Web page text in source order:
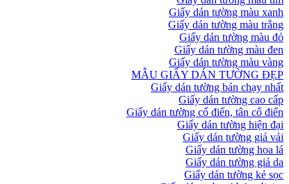
Giấy dán tường màu xanh
Giấy dán tường màu trắng
Giấy dán tường màu đỏ
Giấy dán tường màu đen
Giấy dán tường màu vàng
MẪU GIẤY DÁN TƯỜNG ĐẸP
Giấy dán tường bán chạy nhất
Giấy dán tường cao cấp
Giấy dán tường cổ điển, tân cổ điển
Giấy dán tường hiện đại
Giấy dán tường giả vải
Giấy dán tường hoa lá
Giấy dán tường giả da
Giấy dán tường kẻ sọc